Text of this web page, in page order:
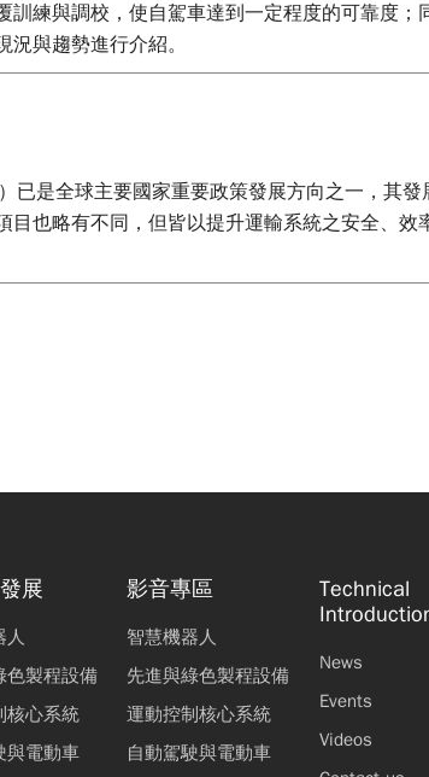
練與調校，使自駕車達到一定程度的可靠度
與趨勢進行介紹。
已是全球主要國家重要政策發展方向之一，其
也略有不同，但皆以提升運輸系統之安全、
展
人
色製程設備
核心系統
與電動車
影音專區
智慧機器人
先進與綠色製程設備
運動控制核心系統
自動駕駛與電動車
Technical
News
Events
Videos